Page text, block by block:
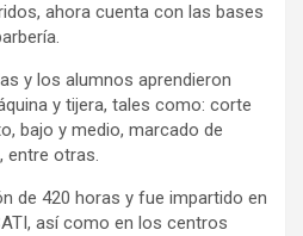
ahora cuenta con las bases
y los alumnos aprendieron
y tijera, tales como: corte
bajo y medio, marcado de
entre otras.
de 420 horas y fue impartido en
así como en los centros